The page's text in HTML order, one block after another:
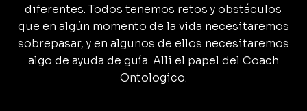
diferentes. Todos tenemos retos y obstáculos
que en algún momento de la vida necesitaremos
sobrepasar, y en algunos de ellos necesitaremos
algo de ayuda de guía. Alli el papel del Coach
Ontologico.